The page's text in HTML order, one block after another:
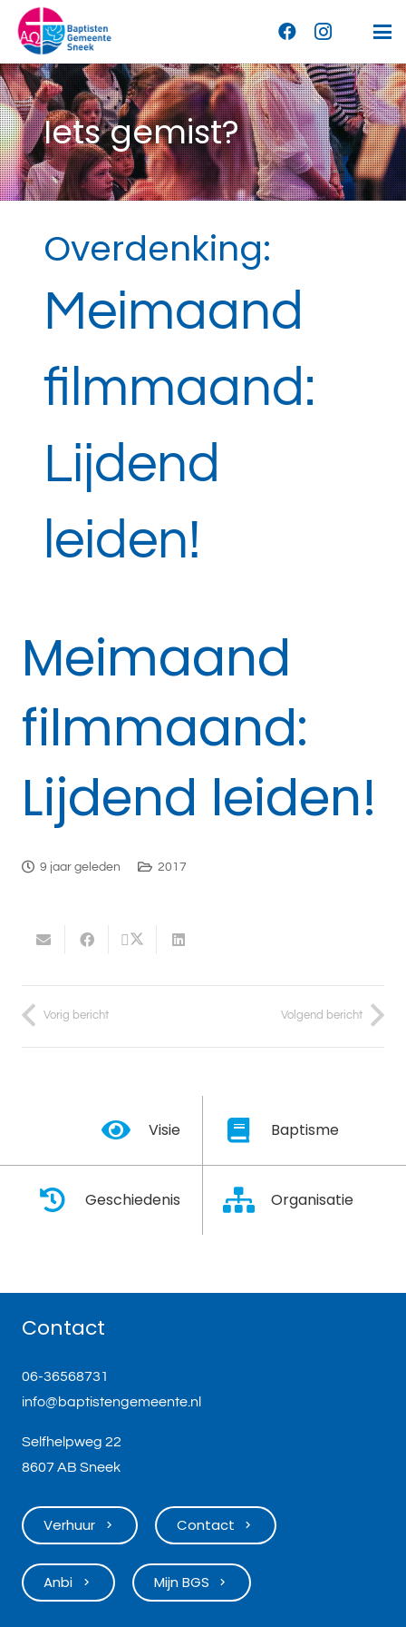
Iets gemist?
Overdenking:
Meimaand
filmmaand:
Lijdend
leiden!
Meimaand
filmmaand:
Lijdend leiden!
9 jaar geleden 2017
Vorig bericht Volgend bericht
Visie Baptisme
Geschiedenis Organisatie
Contact
06-36568731
info@baptistengemeente.nl
Selfhelpweg 22
8607 AB Sneek
Verhuur keyboard_arrow_right Contact keyboard_arrow_right
Anbi keyboard_arrow_right Mijn BGS keyboard_arrow_right